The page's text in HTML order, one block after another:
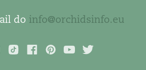
do info@orchidsinfo.eu